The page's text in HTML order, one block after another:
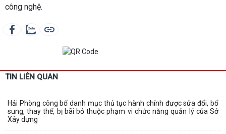
công nghệ.
TIN LIÊN QUAN
Hải Phòng công bố danh mục thủ tục hành chính được sửa đổi, bổ
sung, thay thế, bị bãi bỏ thuộc phạm vi chức năng quản lý của Sở
Xây dựng